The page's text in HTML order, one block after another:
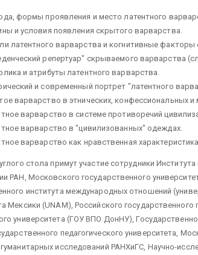
формы проявления и место латентного
и условия появления скрытого варварства.
латентного варварства и когнитивные
репертуар" скрываемого варварства
и атрибуты латентного варварства.
и современный портрет "латентного
варварство в этнических, конфессиональных
варварство в системе противоречий
варварство в "цивилизованных" одеждах.
варварство как нравственная
стола примут участие сотрудники
РАН, Московского государственного
института международных отношений
Мексики (UNAM), Российского государственного
университета (ГОУ ВПО ДонНУ),
педагогического университета,
исследований РАНХиГС, Научно-